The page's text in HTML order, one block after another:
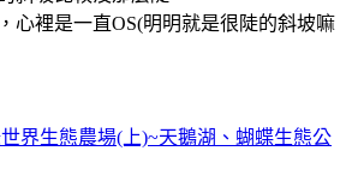
心裡是一直OS(明明就是很陡的斜坡嘛
世界生態農場(上)~天鵝湖、蝴蝶生態公